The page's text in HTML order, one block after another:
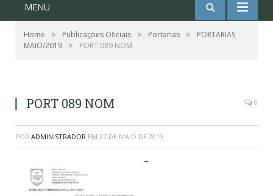
MENU
Home » Publicações Oficiais » Portarias »
PORTARIAS
MAIO/2019 » PORT 089 NOM
PORT 089 NOM 0
POR ADMINISTRADOR EM 27 DE MAIO DE 2019